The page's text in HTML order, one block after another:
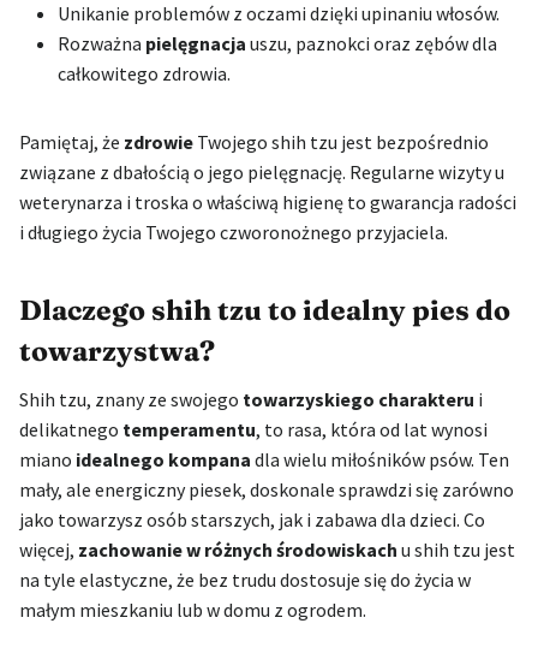
Unikanie problemów z oczami dzięki upinaniu włosów.
Rozważna pielęgnacja uszu, paznokci oraz zębów dla
całkowitego zdrowia.
Pamiętaj, że zdrowie Twojego shih tzu jest bezpośrednio
związane z dbałością o jego pielęgnację. Regularne wizyty u
weterynarza i troska o właściwą higienę to gwarancja radości
i długiego życia Twojego czworonożnego przyjaciela.
Dlaczego shih tzu to idealny pies do
towarzystwa?
Shih tzu, znany ze swojego towarzyskiego charakteru i
delikatnego temperamentu, to rasa, która od lat wynosi
miano idealnego kompana dla wielu miłośników psów. Ten
mały, ale energiczny piesek, doskonale sprawdzi się zarówno
jako towarzysz osób starszych, jak i zabawa dla dzieci. Co
więcej, zachowanie w różnych środowiskach u shih tzu jest
na tyle elastyczne, że bez trudu dostosuje się do życia w
małym mieszkaniu lub w domu z ogrodem.